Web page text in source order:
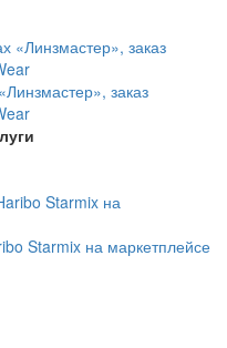
заказ
Starmix на маркетплейсе